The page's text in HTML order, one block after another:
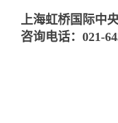
上海虹桥国际中
咨询电话：021-